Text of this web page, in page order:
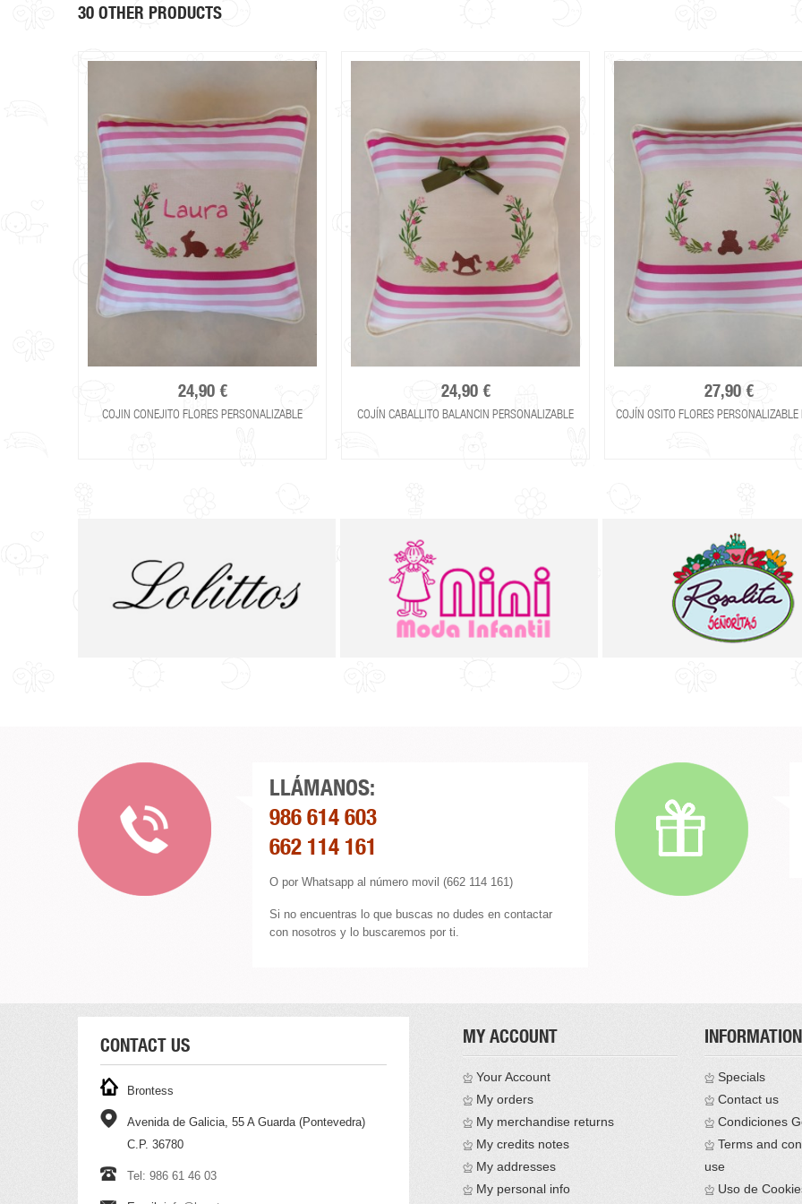
30 OTHER PRODUCTS
24,90 €
COJIN CONEJITO FLORES PERSONALIZABLE
24,90 €
COJÍN CABALLITO BALANCIN PERSONALIZABLE
27,90 €
COJÍN OSITO FLORES PERSONALIZABLE
LLÁMANOS:
986 614 603
662 114 161
O por Whatsapp al número movil (662 114 161)
Si no encuentras lo que buscas no dudes en contactar
con nosotros y lo buscaremos por ti.
CONTACT US
Brontess
Avenida de Galicia, 55 A Guarda (Pontevedra)
C.P. 36780
Tel: 986 61 46 03
MY ACCOUNT
Your Account
My orders
My merchandise returns
My credits notes
My addresses
My personal info
INFORMATION
Specials
Contact us
Condiciones
Terms and
use
Uso de